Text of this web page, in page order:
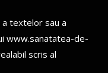
textelor sau a
www.sanatatea-de-
scris al